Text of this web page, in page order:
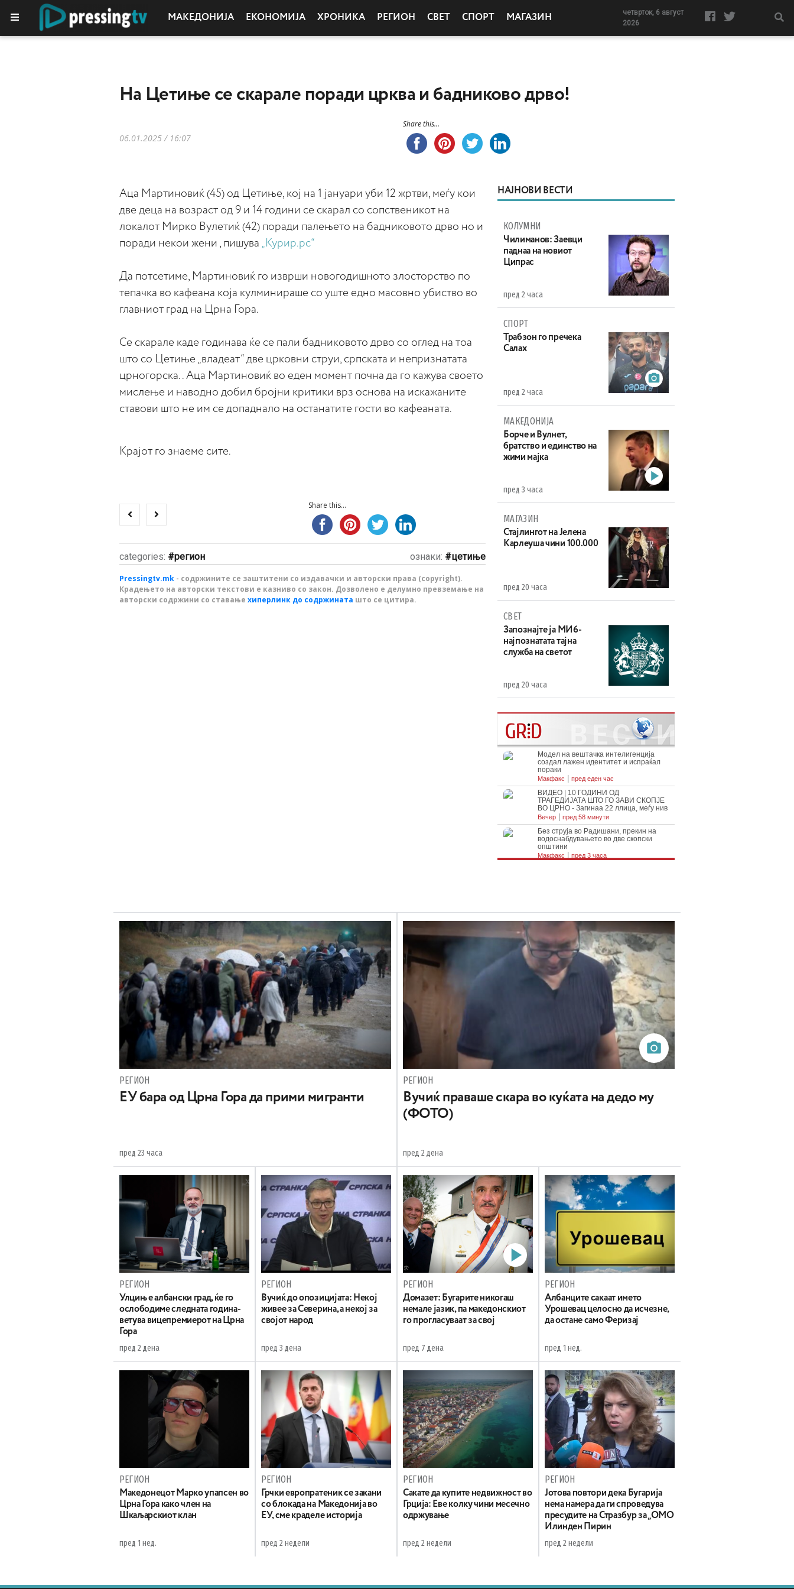
МАКЕДОНИЈА ЕКОНОМИЈА ХРОНИКА РЕГИОН СВЕТ СПОРТ МАГАЗИН
четврток, 6 август
2026
На Цетиње се скарале поради црква и бадниково дрво!
06.01.2025 / 16:07
Share this...
Аца Мартиновиќ (45) од Цетиње, кој на 1 јануари уби 12 жртви, меѓу кои
две деца на возраст од 9 и 14 години се скарал со сопственикот на
локалот Мирко Вулетиќ (42) поради палењето на бадниковото дрво но и
поради некои жени , пишува „Курир.рс“
Да потсетиме, Мартиновиќ го изврши новогодишното злосторство по
тепачка во кафеана која кулминираше со уште едно масовно убиство во
главниот град на Црна Гора.
Се скарале каде годинава ќе се пали бадниковото дрво со оглед на тоа
што со Цетиње „владеат“ две црковни струи, српската и непризнатата
црногорска.. Аца Мартиновиќ во еден момент почна да го кажува своето
мислење и наводно добил бројни критики врз основа на искажаните
ставови што не им се допаднало на останатите гости во кафеаната.
Крајот го знаеме сите.
Share this...
categories: регион ознаки: цетиње
Pressingtv.mk - содржините се заштитени со издавачки и авторски права (copyright).
Крадењето на авторски текстови е казниво со закон. Дозволено е делумно превземање на
авторски содржини со ставање хиперлинк до содржината што се цитира.
НАЈНОВИ ВЕСТИ
КОЛУМНИ
Чилиманов: Заевци
паднаа на новиот
Ципрас
пред 2 часа
СПОРТ
Трабзон го пречека
Салах
пред 2 часа
МАКЕДОНИЈА
Борче и Вулнет,
братство и единство на
жими мајка
пред 3 часа
МАГАЗИН
Стајлингот на Јелена
Карлеуша чини 100.000
пред 20 часа
СВЕТ
Запознајте ја МИ6-
најпознатата тајна
служба на светот
пред 20 часа
РЕГИОН
EУ бара од Црна Гора да прими мигранти
пред 23 часа
РЕГИОН
Вучиќ праваше скара во куќата на дедо му
(ФОТО)
пред 2 дена
РЕГИОН
Улцињ е албански град, ќе го
ослободиме следната година-
ветува вицепремиерот на Црна
Гора
пред 2 дена
РЕГИОН
Вучиќ до опозицијата: Некој
живее за Северина, а некој за
својот народ
пред 3 дена
РЕГИОН
Домазет: Бугарите никогаш
немале јазик, па македонскиот
го прогласуваат за свој
пред 7 дена
РЕГИОН
Aлбанците сакаат името
Урошевац целосно да исчезне,
да остане само Феризај
пред 1 нед.
РЕГИОН
Maкедонецот Марко упапсен во
Црна Гора како член на
Шкаљарскиот клан
пред 1 нед.
РЕГИОН
Грчки европратеник се закани
со блокада на Македонија во
ЕУ, сме краделе историја
пред 2 недели
РЕГИОН
Сакате да купите недвижност во
Грција: Еве колку чини месечно
одржување
пред 2 недели
РЕГИОН
Јотова повтори дека Бугарија
нема намера да ги спроведува
пресудите на Стразбур за „ОМО
Илинден Пирин
пред 2 недели